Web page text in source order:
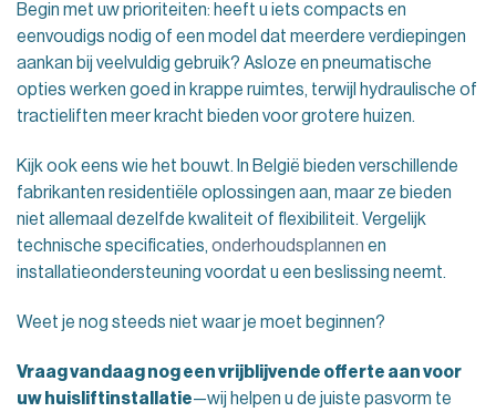
Begin met uw prioriteiten: heeft u iets compacts en
eenvoudigs nodig of een model dat meerdere verdiepingen
aankan bij veelvuldig gebruik? Asloze en pneumatische
opties werken goed in krappe ruimtes, terwijl hydraulische of
tractieliften meer kracht bieden voor grotere huizen.
Kijk ook eens wie het bouwt. In België bieden verschillende
fabrikanten residentiële oplossingen aan, maar ze bieden
niet allemaal dezelfde kwaliteit of flexibiliteit. Vergelijk
technische specificaties, onderhoudsplannen en
installatieondersteuning voordat u een beslissing neemt.
Weet je nog steeds niet waar je moet beginnen?
Vraag vandaag nog een vrijblijvende offerte aan voor
uw huisliftinstallatie—wij helpen u de juiste pasvorm te